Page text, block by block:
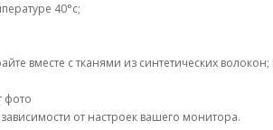
40°c;
вместе с тканями из синтетических волокон;
фото
от настроек вашего монитора.